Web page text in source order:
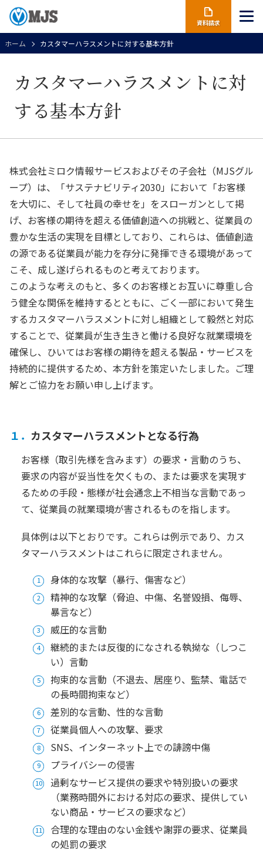
資料請求
ホーム カスタマーハラスメントに対する基本方針
カスタマーハラスメントに対
する基本方針
株式会社ミロク情報サービスおよびその子会社（MJSグル
ープ）は、「サステナビリティ2030」において「お客様
を大切に、そして社員の幸せを」をスローガンとして掲
げ、お客様の期待を超える価値創造への挑戦と、従業員の
豊かな生活の実現を目標としており、これらは、価値創造
の源である従業員が能力を存分に発揮できる環境があって
こそ、成し遂げられるものと考えております。
このような考えのもと、多くのお客様とお互いに尊重し合
う健全な関係を維持するとともに、ごく一部において発生
するカスタマーハラスメントに対し組織として毅然と対応
することで、従業員が生き生きと働ける良好な就業環境を
確保し、ひいてはお客様の期待を超える製品・サービスを
持続的に提供するため、本方針を策定いたしました。ご理
解とご協力をお願い申し上げます。
１． カスタマーハラスメントとなる行為
お客様（取引先様を含みます）の要求・言動のうち、
要求の内容が妥当性を欠くもの、または要求を実現す
るための手段・態様が社会通念上不相当な言動であっ
て、従業員の就業環境が害されるものを指します。
具体例は以下とおりです。これらは例示であり、カス
タマーハラスメントはこれらに限定されません。
身体的な攻撃（暴行、傷害など）
精神的な攻撃（脅迫、中傷、名誉毀損、侮辱、
暴言など）
威圧的な言動
継続的または反復的になされる執拗な（しつこ
い）言動
拘束的な言動（不退去、居座り、監禁、電話で
の長時間拘束など）
差別的な言動、性的な言動
従業員個人への攻撃、要求
SNS、インターネット上での誹謗中傷
プライバシーの侵害
過剰なサービス提供の要求や特別扱いの要求
（業務時間外における対応の要求、提供してい
ない商品・サービスの要求など）
合理的な理由のない金銭や謝罪の要求、従業員
の処罰の要求